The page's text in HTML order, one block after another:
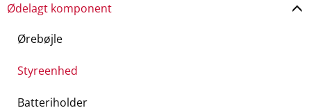
Ødelagt komponent
Ørebøjle
Styreenhed
Batteriholder